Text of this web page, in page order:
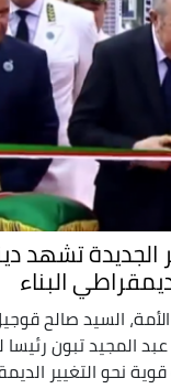
الجديدة تشهد
البناء
السيد صالح
المجيد تبون رئيسا
قوية نحو التغيير